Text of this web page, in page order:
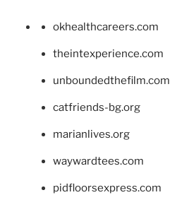
okhealthcareers.com
theintexperience.com
unboundedthefilm.com
catfriends-bg.org
marianlives.org
waywardtees.com
pidfloorsexpress.com